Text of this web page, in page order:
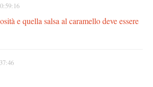
e quella salsa al caramello deve essere